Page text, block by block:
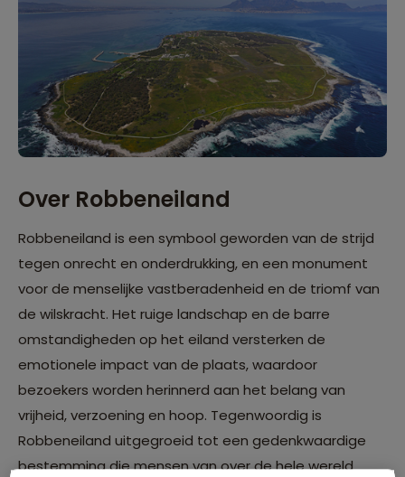
Over Robbeneiland
Robbeneiland is een symbool geworden van de strijd
tegen onrecht en onderdrukking, en een monument
voor de menselijke vastberadenheid en de triomf van
de wilskracht. Het ruige landschap en de barre
omstandigheden op het eiland versterken de
emotionele impact van de plaats, waardoor
bezoekers worden herinnerd aan het belang van
vrijheid, verzoening en hoop. Tegenwoordig is
Robbeneiland uitgegroeid tot een gedenkwaardige
bestemming die mensen van over de hele wereld